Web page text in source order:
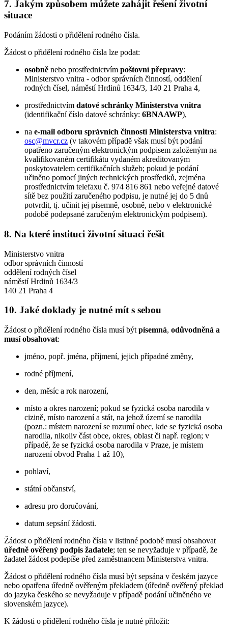
7. Jakým způsobem můžete zahájit řešení životní
situace
Podáním žádosti o přidělení rodného čísla.
Žádost o přidělení rodného čísla lze podat:
osobně nebo prostřednictvím poštovní přepravy:
Ministerstvo vnitra - odbor správních činností, oddělení
rodných čísel, náměstí Hrdinů 1634/3, 140 21 Praha 4,
prostřednictvím datové schránky Ministerstva vnitra
(identifikační číslo datové schránky: 6BNAAWP),
na e-mail odboru správních činností Ministerstva vnitra:
osc@mvcr.cz (v takovém případě však musí být podání
opatřeno zaručeným elektronickým podpisem založeným na
kvalifikovaném certifikátu vydaném akreditovaným
poskytovatelem certifikačních služeb; pokud je podání
učiněno pomocí jiných technických prostředků, zejména
prostřednictvím telefaxu č. 974 816 861 nebo veřejné datové
sítě bez použití zaručeného podpisu, je nutné jej do 5 dnů
potvrdit, tj. učinit jej písemně, osobně, nebo v elektronické
podobě podepsané zaručeným elektronickým podpisem).
8. Na které instituci životní situaci řešit
Ministerstvo vnitra
odbor správních činností
oddělení rodných čísel
náměstí Hrdinů 1634/3
140 21 Praha 4
10. Jaké doklady je nutné mít s sebou
Žádost o přidělení rodného čísla musí být písemná, odůvodněná a
musí obsahovat:
jméno, popř. jména, příjmení, jejich případné změny,
rodné příjmení,
den, měsíc a rok narození,
místo a okres narození; pokud se fyzická osoba narodila v
cizině, místo narození a stát, na jehož území se narodila
(pozn.: místem narození se rozumí obec, kde se fyzická osoba
narodila, nikoliv část obce, okres, oblast či např. region; v
případě, že se fyzická osoba narodila v Praze, je místem
narození obvod Praha 1 až 10),
pohlaví,
státní občanství,
adresu pro doručování,
datum sepsání žádosti.
Žádost o přidělení rodného čísla v listinné podobě musí obsahovat
úředně ověřený podpis žadatele; ten se nevyžaduje v případě, že
žadatel žádost podepíše před zaměstnancem Ministerstva vnitra.
Žádost o přidělení rodného čísla musí být sepsána v českém jazyce
nebo opatřena úředně ověřeným překladem (úředně ověřený překlad
do jazyka českého se nevyžaduje v případě podání učiněného ve
slovenském jazyce).
K žádosti o přidělení rodného čísla je nutné přiložit: